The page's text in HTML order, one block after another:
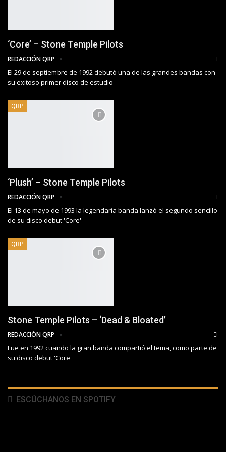
‘Core’ – Stone Temple Pilots
REDACCIÓN QRP
El 29 de septiembre de 1992 debutó una de las grandes bandas con
su exitoso primer disco de estudio
QRP
‘Plush’ – Stone Temple Pilots
REDACCIÓN QRP
El 13 de mayo de 1993 la legendaria banda lanzó el segundo sencillo
de su disco debut 'Core'
QRP
Stone Temple Pilots – ‘Dead & Bloated’
REDACCIÓN QRP
Fue en 1992 cuando la gran banda compartió el tema, como parte de
su disco debut 'Core'
ESCÚCHANOS EN SPOTIFY